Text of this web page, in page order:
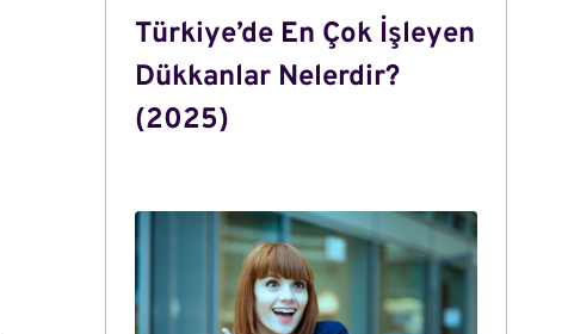
Türkiye’de En Çok İşleyen
Dükkanlar Nelerdir?
(2025)